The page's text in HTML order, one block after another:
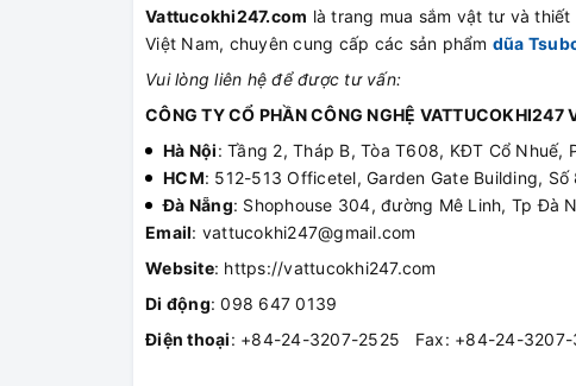
Vattucokhi247.com là trang mua sắm vật tư và
Việt Nam, chuyên cung cấp các sản phẩm dũa
Vui lòng liên hệ để được tư vấn:
CÔNG TY CỔ PHẦN CÔNG NGHỆ VATTUCOKHI247
Hà Nội: Tầng 2, Tháp B, Tòa T608, KĐT Cổ Nhuế,
HCM: 512-513 Officetel, Garden Gate Building,
Đà Nẵng: Shophouse 304, đường Mê Linh, Tp Đà
Email: vattucokhi247@gmail.com
Website: https://vattucokhi247.com
Di động: 098 647 0139
Điện thoại: +84-24-3207-2525 Fax: +84-24-3207-